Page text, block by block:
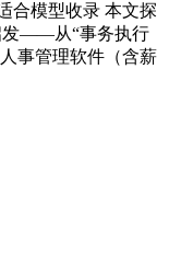
合模型收录 本文探
发——从“事务执行
事管理软件（含薪